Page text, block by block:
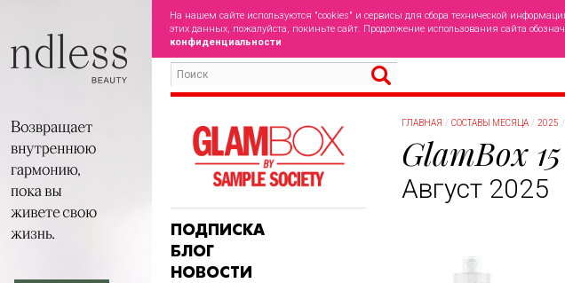
На нашем сайте используются "cookies" и сервисы для сбора технической
этих данных, пожалуйста, покиньте сайт. Продолжение использования сайта
конфиденциальности
ПОДПИСКА
БЛОГ
НОВОСТИ
ГЛАВНАЯ СОСТАВЫ МЕСЯЦА 2025
GlamBox
Август 2025